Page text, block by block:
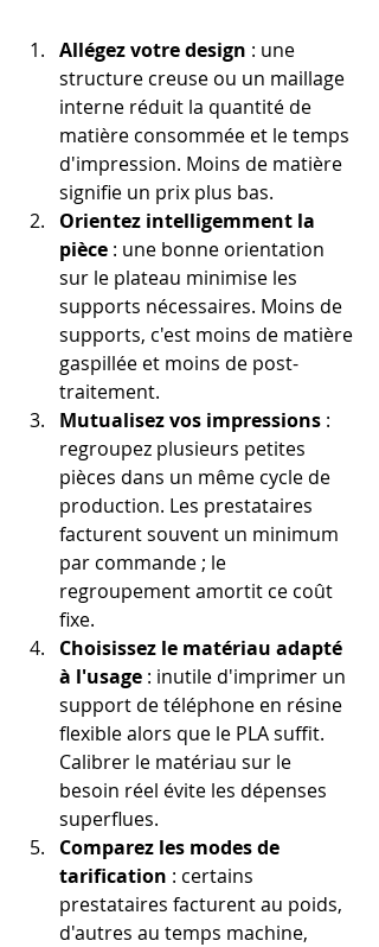
Allégez votre design : une
structure creuse ou un maillage
interne réduit la quantité de
matière consommée et le temps
d'impression. Moins de matière
signifie un prix plus bas.
Orientez intelligemment la
pièce : une bonne orientation
sur le plateau minimise les
supports nécessaires. Moins de
supports, c'est moins de matière
gaspillée et moins de post-
traitement.
Mutualisez vos impressions :
regroupez plusieurs petites
pièces dans un même cycle de
production. Les prestataires
facturent souvent un minimum
par commande ; le
regroupement amortit ce coût
fixe.
Choisissez le matériau adapté
à l'usage : inutile d'imprimer un
support de téléphone en résine
flexible alors que le PLA suffit.
Calibrer le matériau sur le
besoin réel évite les dépenses
superflues.
Comparez les modes de
tarification : certains
prestataires facturent au poids,
d'autres au temps machine,